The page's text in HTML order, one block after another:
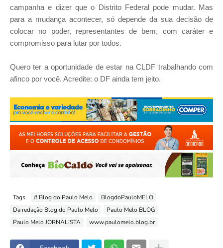
campanha e dizer que o Distrito Federal pode mudar. Mas
para a mudança acontecer, só depende da sua decisão de
colocar no poder, representantes de bem, com caráter e
compromisso para lutar por todos.
Quero ter a oportunidade de estar na CLDF trabalhando com
afinco por você. Acredite: o DF ainda tem jeito.
Tags # Blog do Paulo Melo
BlogdoPauloMELO
Da redação Blog do Paulo Melo
Paulo Melo BLOG
Paulo Melo JORNALISTA
www.paulomelo.blog.br